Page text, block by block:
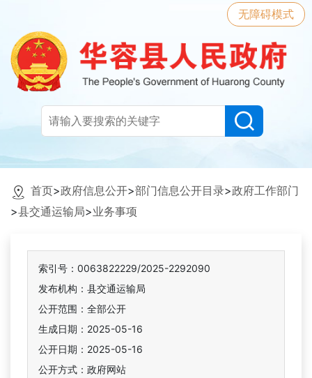
无障碍模式
首页>政府信息公开>部门信息公开目录>政府工作部门
>县交通运输局>业务事项
索引号：0063822229/2025-2292090
发布机构：县交通运输局
公开范围：全部公开
生成日期：2025-05-16
公开日期：2025-05-16
公开方式：政府网站